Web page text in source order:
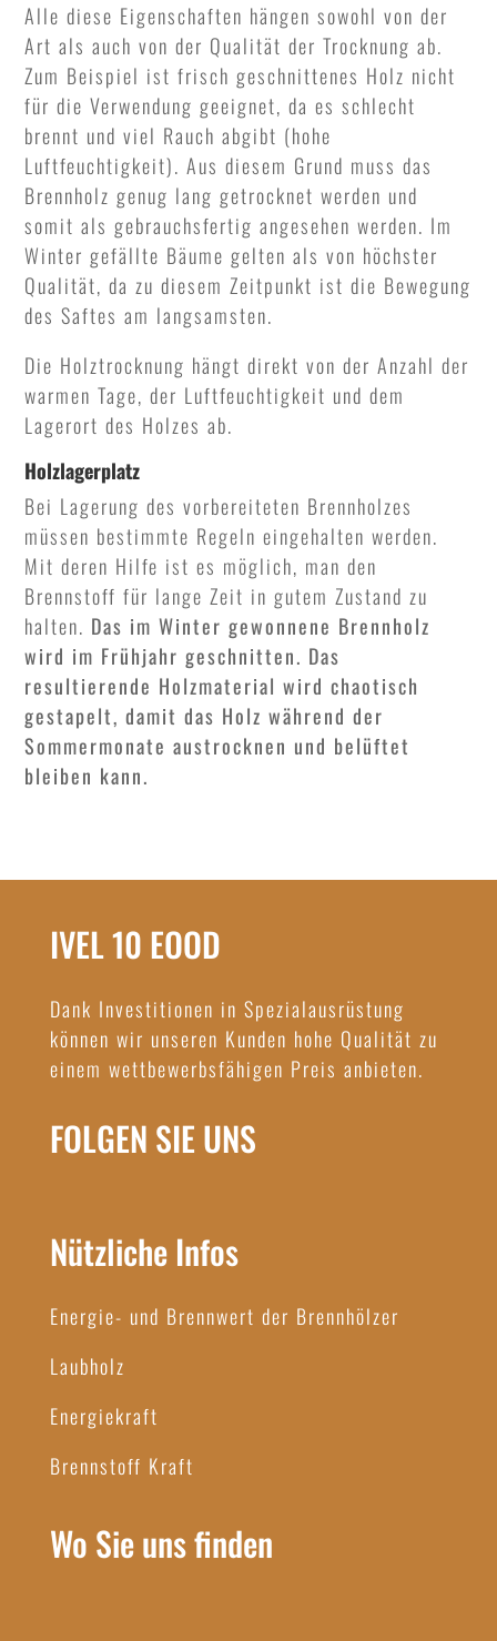
Alle diese Eigenschaften hängen sowohl von der
Art als auch von der Qualität der Trocknung ab.
Zum Beispiel ist frisch geschnittenes Holz nicht
für die Verwendung geeignet, da es schlecht
brennt und viel Rauch abgibt (hohe
Luftfeuchtigkeit). Aus diesem Grund muss das
Brennholz genug lang getrocknet werden und
somit als gebrauchsfertig angesehen werden. Im
Winter gefällte Bäume gelten als von höchster
Qualität, da zu diesem Zeitpunkt ist die Bewegung
des Saftes am langsamsten.
Die Holztrocknung hängt direkt von der Anzahl der
warmen Tage, der Luftfeuchtigkeit und dem
Lagerort des Holzes ab.
Holzlagerplatz
Bei Lagerung des vorbereiteten Brennholzes
müssen bestimmte Regeln eingehalten werden.
Mit deren Hilfe ist es möglich, man den
Brennstoff für lange Zeit in gutem Zustand zu
halten. Das im Winter gewonnene Brennholz
wird im Frühjahr geschnitten. Das
resultierende Holzmaterial wird chaotisch
gestapelt, damit das Holz während der
Sommermonate austrocknen und belüftet
bleiben kann.
IVEL 10 EOOD
Dank Investitionen in Spezialausrüstung
können wir unseren Kunden hohe Qualität zu
einem wettbewerbsfähigen Preis anbieten.
FOLGEN SIE UNS
Nützliche Infos
Energie- und Brennwert der Brennhölzer
Laubholz
Energiekraft
Brennstoff Kraft
Wo Sie uns finden